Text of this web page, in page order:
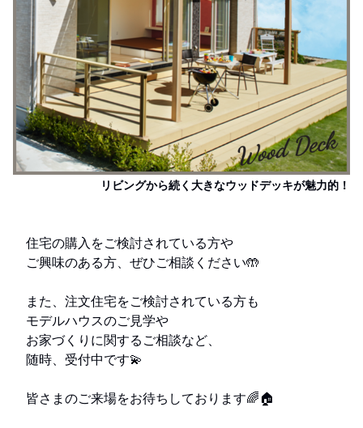
リビングから続く大きなウッドデッキが魅力的！
住宅の購入をご検討されている方や
ご興味のある方、ぜひご相談ください🤲
また、注文住宅をご検討されている方も
モデルハウスのご見学や
お家づくりに関するご相談など、
随時、受付中です💫
皆さまのご来場をお待ちしております🌈🏠